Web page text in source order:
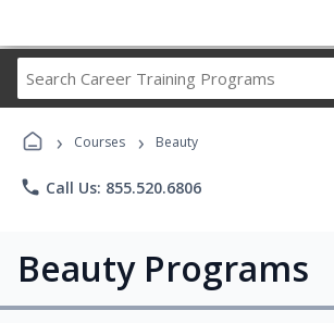
Career
› Courses › Beauty
phone Call Us: 855.520.6806
Beauty Programs